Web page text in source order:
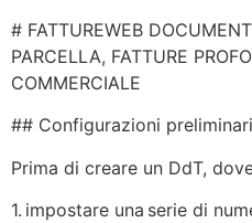
# FATTUREWEB
PARCELLA, FATTURE
COMMERCIALE
## Configurazioni
Prima di creare un DdT,
1. impostare una serie di